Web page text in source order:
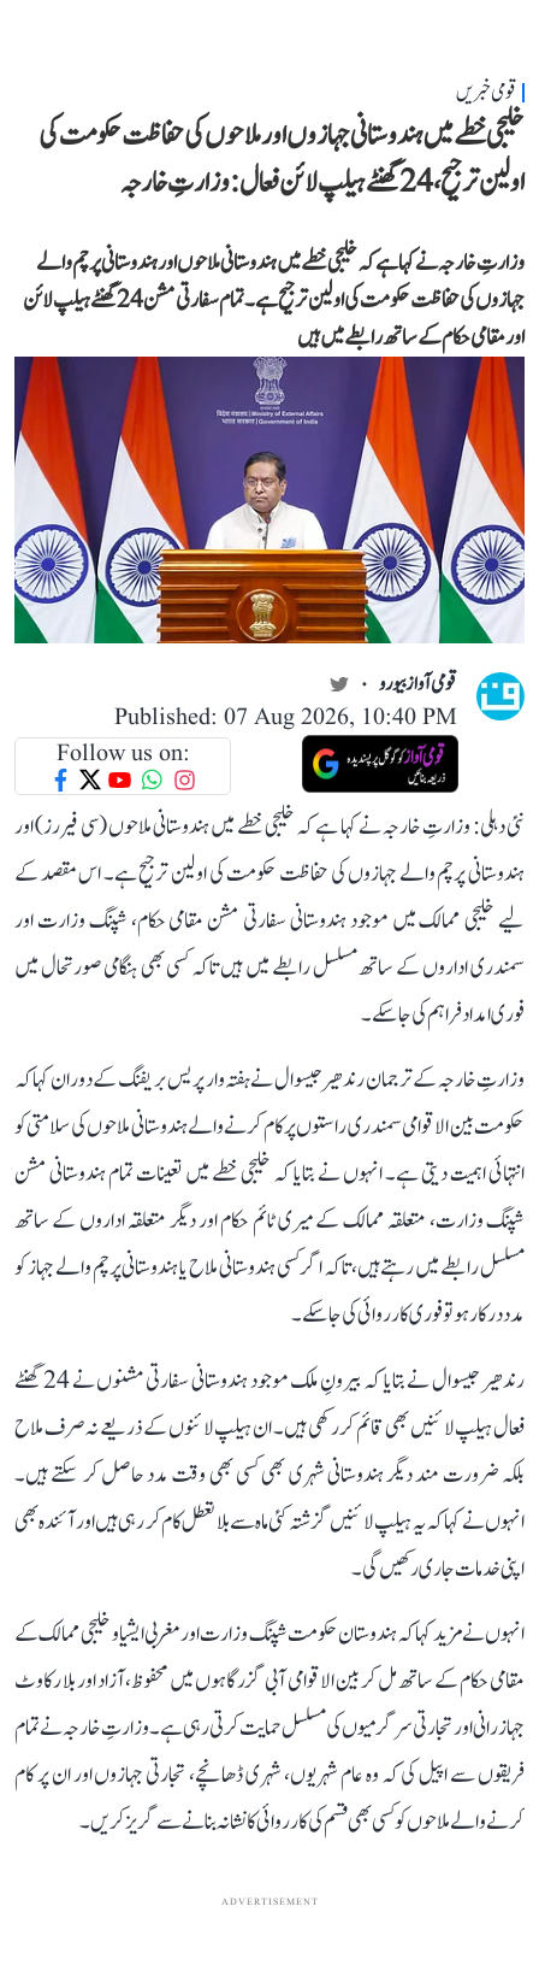
قومی خبریں
خلیجی خطے میں ہندوستانی جہازوں اور ملاحوں کی حفاظت حکومت کی
اولین ترجیح، 24 گھنٹے ہیلپ لائن فعال: وزارتِ خارجہ
وزارتِ خارجہ نے کہا ہے کہ خلیجی خطے میں ہندوستانی ملاحوں اور ہندوستانی پرچم والے
جہازوں کی حفاظت حکومت کی اولین ترجیح ہے۔ تمام سفارتی مشن 24 گھنٹے ہیلپ لائن
اور مقامی حکام کے ساتھ رابطے میں ہیں
قومی آواز بیورو
Published: 07 Aug 2026, 10:40 PM
Follow us on:
نئی دہلی: وزارتِ خارجہ نے کہا ہے کہ خلیجی خطے میں ہندوستانی ملاحوں (سی فیررز) اور
ہندوستانی پرچم والے جہازوں کی حفاظت حکومت کی اولین ترجیح ہے۔ اس مقصد کے
لیے خلیجی ممالک میں موجود ہندوستانی سفارتی مشن مقامی حکام، شپنگ وزارت اور
سمندری اداروں کے ساتھ مسلسل رابطے میں ہیں تاکہ کسی بھی ہنگامی صورتحال میں
فوری امداد فراہم کی جا سکے۔
وزارتِ خارجہ کے ترجمان رندھیر جیسوال نے ہفتہ وار پریس بریفنگ کے دوران کہا کہ
حکومت بین الاقوامی سمندری راستوں پر کام کرنے والے ہندوستانی ملاحوں کی سلامتی کو
انتہائی اہمیت دیتی ہے۔ انہوں نے بتایا کہ خلیجی خطے میں تعینات تمام ہندوستانی مشن
شپنگ وزارت، متعلقہ ممالک کے میری ٹائم حکام اور دیگر متعلقہ اداروں کے ساتھ
مسلسل رابطے میں رہتے ہیں، تاکہ اگر کسی ہندوستانی ملاح یا ہندوستانی پرچم والے جہاز کو
مدد درکار ہو تو فوری کارروائی کی جا سکے۔
رندھیر جیسوال نے بتایا کہ بیرونِ ملک موجود ہندوستانی سفارتی مشنوں نے 24 گھنٹے
فعال ہیلپ لائنیں بھی قائم کر رکھی ہیں۔ ان ہیلپ لائنوں کے ذریعے نہ صرف ملاح
بلکہ ضرورت مند دیگر ہندوستانی شہری بھی کسی بھی وقت مدد حاصل کر سکتے ہیں۔
انہوں نے کہا کہ یہ ہیلپ لائنیں گزشتہ کئی ماہ سے بلا تعطل کام کر رہی ہیں اور آئندہ بھی
اپنی خدمات جاری رکھیں گی۔
انہوں نے مزید کہا کہ ہندوستان حکومت شپنگ وزارت اور مغربی ایشیا و خلیجی ممالک کے
مقامی حکام کے ساتھ مل کر بین الاقوامی آبی گزرگاہوں میں محفوظ، آزاد اور بلا رکاوٹ
جہاز رانی اور تجارتی سرگرمیوں کی مسلسل حمایت کرتی رہی ہے۔ وزارتِ خارجہ نے تمام
فریقوں سے اپیل کی کہ وہ عام شہریوں، شہری ڈھانچے، تجارتی جہازوں اور ان پر کام
کرنے والے ملاحوں کو کسی بھی قسم کی کارروائی کا نشانہ بنانے سے گریز کریں۔
ADVERTISEMENT